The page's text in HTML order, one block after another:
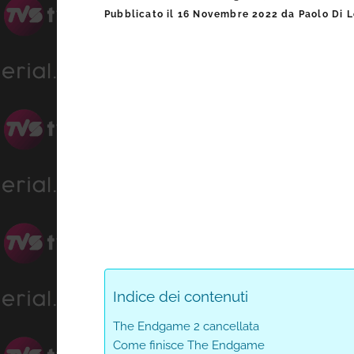
Pubblicato il 16 Novembre 2022 da Paolo Di
Indice dei contenuti
The Endgame 2 cancellata
Come finisce The Endgame
Barra